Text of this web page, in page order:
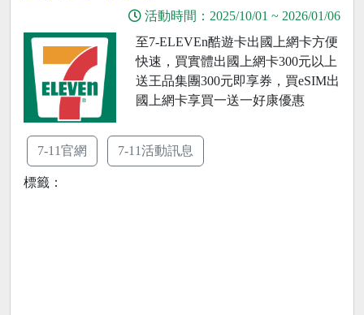
活動時間： 2025/10/01 ~ 2026/01/06
至7-ELEVEn酷遊卡出國上網卡方便
快速，買實體出國上網卡300元以上
送王品集團300元即享券，買eSIM出
國上網卡享買一送一好康優惠
7-11官網 7-11活動訊息
標籤：